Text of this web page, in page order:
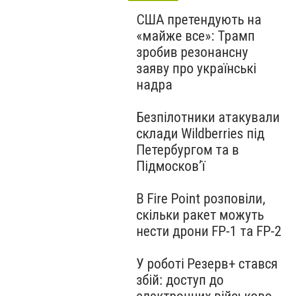
США претендують на
«майже все»: Трамп
зробив резонансну
заяву про українські
надра
Безпілотники атакували
склади Wildberries під
Петербургом та в
Підмосков’ї
В Fire Point розповіли,
скільки ракет можуть
нести дрони FP-1 та FP-2
У роботі Резерв+ стався
збій: доступ до